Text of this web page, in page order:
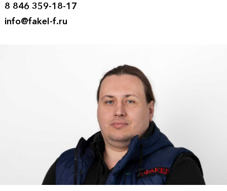
8 846 359-18-17
info@fakel-f.ru